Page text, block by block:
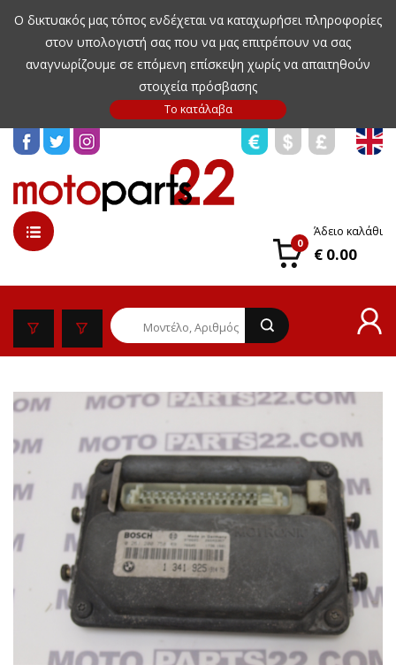
Ο δικτυακός μας τόπος ενδέχεται να καταχωρήσει πληροφορίες
στον υπολογιστή σας που να μας επιτρέπουν να σας
αναγνωρίζουμε σε επόμενη επίσκεψη χωρίς να απαιτηθούν
στοιχεία πρόσβασης
0
Άδειο καλάθι
€ 0.00